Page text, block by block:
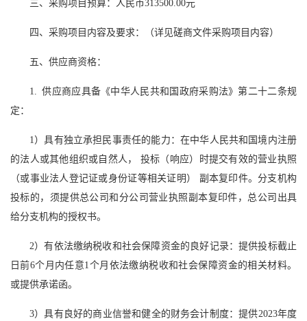
三、采购项目预算：人民币313500.00元
四、采购项目内容及要求：（详见磋商文件采购项目内容）
五、供应商资格：
1. 供应商应具备《中华人民共和国政府采购法》第二十二条规
定：
1）具有独立承担民事责任的能力：在中华人民共和国境内注册
的法人或其他组织或自然人， 投标（响应）时提交有效的营业执照
（或事业法人登记证或身份证等相关证明） 副本复印件。分支机构
投标的，须提供总公司和分公司营业执照副本复印件，总公司出具
给分支机构的授权书。
2）有依法缴纳税收和社会保障资金的良好记录：提供投标截止
日前6个月内任意1个月依法缴纳税收和社会保障资金的相关材料。
或提供承诺函。
3）具有良好的商业信誉和健全的财务会计制度：提供2023年度